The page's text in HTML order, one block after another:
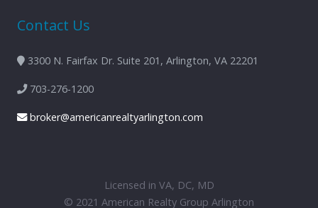
Contact Us
3300 N. Fairfax Dr. Suite 201, Arlington, VA 22201
703-276-1200
broker@americanrealtyarlington.com
Licensed in VA, DC, MD
© 2021 American Realty Group Arlington